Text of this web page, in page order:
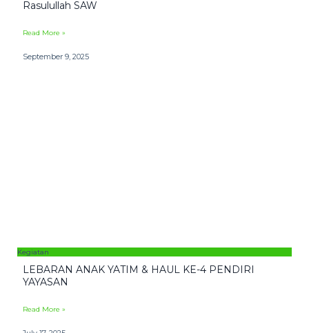
Rasulullah SAW
Read More »
September 9, 2025
Kegiatan
LEBARAN ANAK YATIM & HAUL KE-4 PENDIRI
YAYASAN
Read More »